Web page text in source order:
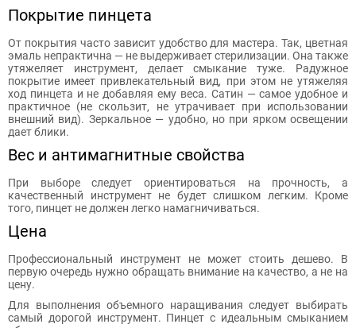
Покрытие пинцета
От покрытия часто зависит удобство для мастера. Так, цветная
эмаль непрактична — не выдерживает стерилизации. Она также
утяжеляет инструмент, делает смыкание туже. Радужное
покрытие имеет привлекательный вид, при этом не утяжеляя
ход пинцета и не добавляя ему веса. Сатин — самое удобное и
практичное (не скользит, не утрачивает при использовании
внешний вид). Зеркальное — удобно, но при ярком освещении
дает блики.
Вес и антимагнитные свойства
При выборе следует ориентироваться на прочность, а
качественный инструмент не будет слишком легким. Кроме
того, пинцет не должен легко намагничиваться.
Цена
Профессиональный инструмент не может стоить дешево. В
первую очередь нужно обращать внимание на качество, а не на
цену.
Для выполнения объемного наращивания следует выбирать
самый дорогой инструмент. Пинцет с идеальным смыканием